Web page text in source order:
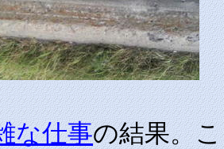
な仕事の結果。